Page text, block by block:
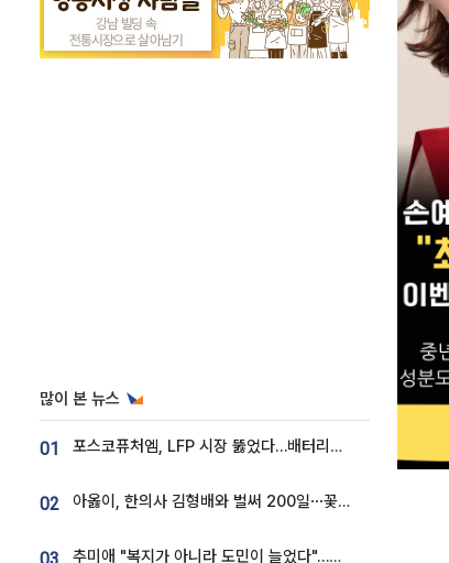
많이 본 뉴스
01 포스코퓨처엠, LFP 시장 뚫었다…배터리사와 대규모 장기 공급 합의
02 아옳이, 한의사 김형배와 벌써 200일⋯꽃다발 들고 "프러포즈 아냐"
추미애 "복지가 아니라 도민이 늘었다"…재정난 책임론 정면돌파